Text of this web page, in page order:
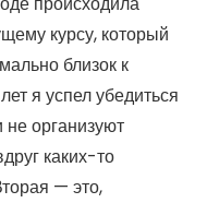
курсу, который
близок к
я успел убедиться
не организуют
каких-то
— это,